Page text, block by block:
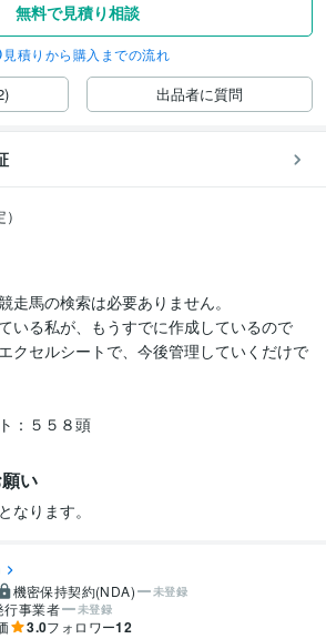
無料で見積り相談
見積りから購入までの流れ
出品者に質問
走馬の検索は必要ありません。
いる私が、もうすでに作成しているので
クセルシートで、今後管理していくだけで
い
なります。
機密保持契約(NDA) 未登録
行事業者 未登録
3.0フォロワー12